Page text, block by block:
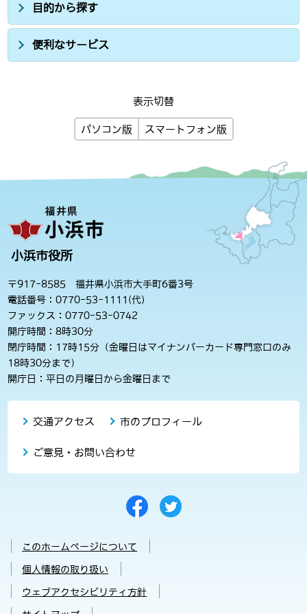
目的から探す
便利なサービス
表示切替
パソコン版 スマートフォン版
小浜市役所
〒917-8585 福井県小浜市大手町6番3号
電話番号：0770-53-1111(代)
ファックス：0770-53-0742
開庁時間：8時30分
閉庁時間：17時15分（金曜日はマイナンバーカード専門窓口のみ
18時30分まで）
開庁日：平日の月曜日から金曜日まで
交通アクセス 市のプロフィール
ご意見・お問い合わせ
このホームページについて
個人情報の取り扱い
ウェブアクセシビリティ方針